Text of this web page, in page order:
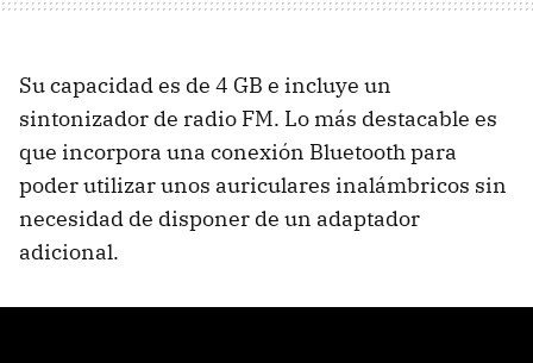
Su capacidad es de 4 GB e incluye un
sintonizador de radio FM. Lo más destacable es
que incorpora una conexión Bluetooth para
poder utilizar unos auriculares inalámbricos sin
necesidad de disponer de un adaptador
adicional.